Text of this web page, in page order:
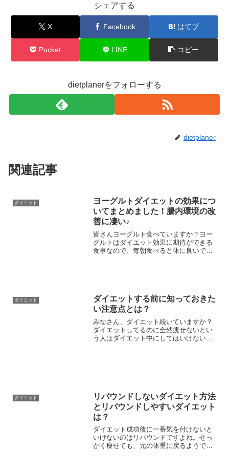
シェアする
X Facebook はてブ
Pocket LINE コピー
dietplanerをフォローする
dietplaner
関連記事
ダイエット
ヨーグルトダイエットの効果につ
いてまとめました！腸内環境の改
善に凄い♪
皆さんヨーグルト食べていますか？ヨー
グルトはダイエット効果に期待ができる
食事なので、毎朝食べると体に良いです
ダイエット
ダイエットする前に知っておきた
い注意点とは？
みなさん、ダイエット続いていますか？
ダイエットしてるのに全然痩せないとい
う人はダイエット中にしてはいけないこ
ダイエット
リバウンドしないダイエット方法
とリバウンドしやすいダイエット
は？
ダイエット成功後に一番気を付けないと
いけないのはリバウンドですよね。せっ
かく痩せても、元の体重に戻るようでは